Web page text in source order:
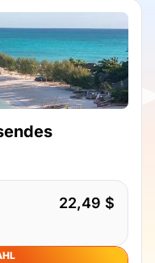
22,49 $